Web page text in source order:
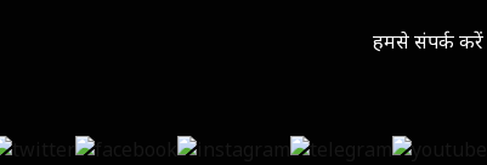
हमसे संपर्क करें